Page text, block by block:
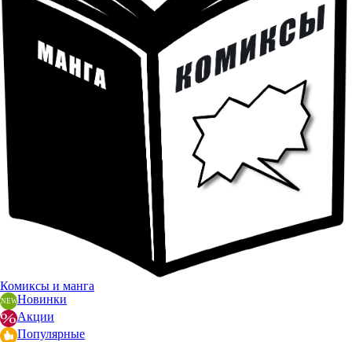
Комиксы и манга
Новинки
Акции
Популярные